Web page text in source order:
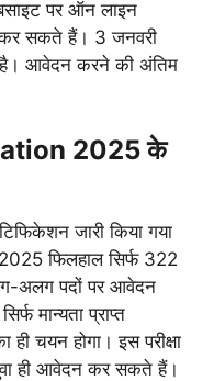
पर ऑन लाइन
सकते हैं। 3 जनवरी
है। आवेदन करने की अंतिम
2025 के
जारी किया गया
फिलहाल सिर्फ 322
अलग पदों पर आवेदन
मान्यता प्राप्त
ही चयन होगा। इस परीक्षा
ही आवेदन कर सकते हैं।